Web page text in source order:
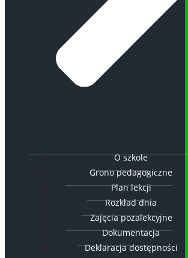
O szkole
Grono pedagogiczne
Plan lekcji
Rozkład dnia
Zajęcia pozalekcyjne
Dokumentacja
Deklaracja dostępności